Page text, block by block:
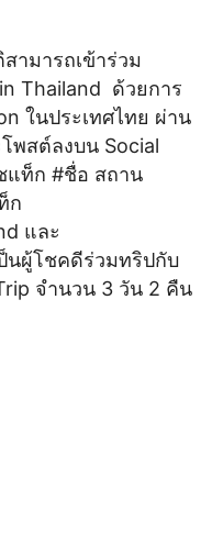
ามารถเข้าร่วม
Thailand ด้วยการ
ในประเทศไทย ผ่าน
พสต์ลงบน Social
แท็ก #ชื่อ สถาน
ก
และ
นผู้โชคดีร่วมทริปกับ
จำนวน 3 วัน 2 คืน